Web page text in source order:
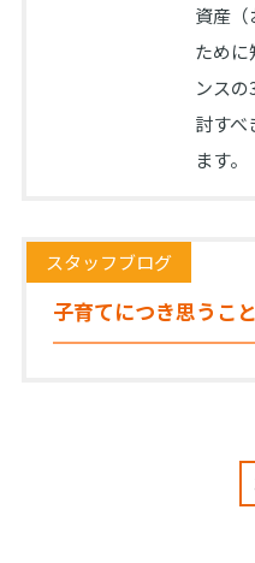
資産（
ために
ンス
討すべ
ます。
スタッフブログ
2026/06/07
子育てにつき思うこと